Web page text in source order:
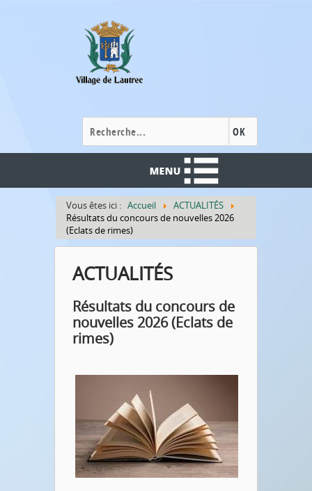
OK
Vous êtes ici : Accueil
ACTUALITÉS
Résultats du concours de nouvelles 2026
(Eclats de rimes)
ACTUALITÉS
Résultats du concours de
nouvelles 2026 (Eclats de
rimes)